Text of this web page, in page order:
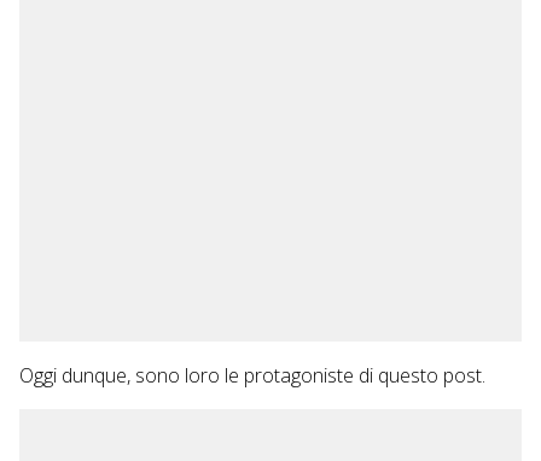
Oggi dunque, sono loro le protagoniste di questo post.